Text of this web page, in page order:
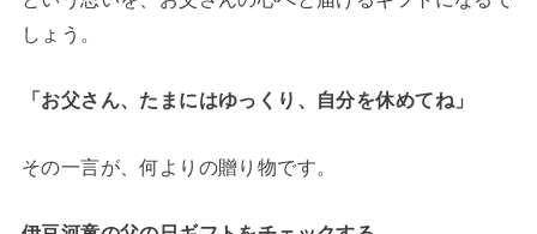
しょう。
「お父さん、たまにはゆっくり、自分を休めてね」
その一言が、何よりの贈り物です。